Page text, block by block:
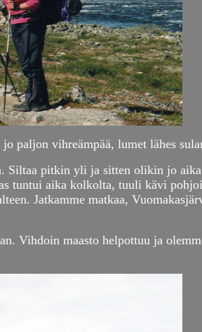
paljon vihreämpää, lumet lähes
Siltaa pitkin yli ja sitten olikin jo
tuntui aika kolkolta, tuuli kävi
Jatkamme matkaa,
Vihdoin maasto helpottuu ja